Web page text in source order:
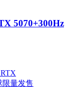
5070+300Hz